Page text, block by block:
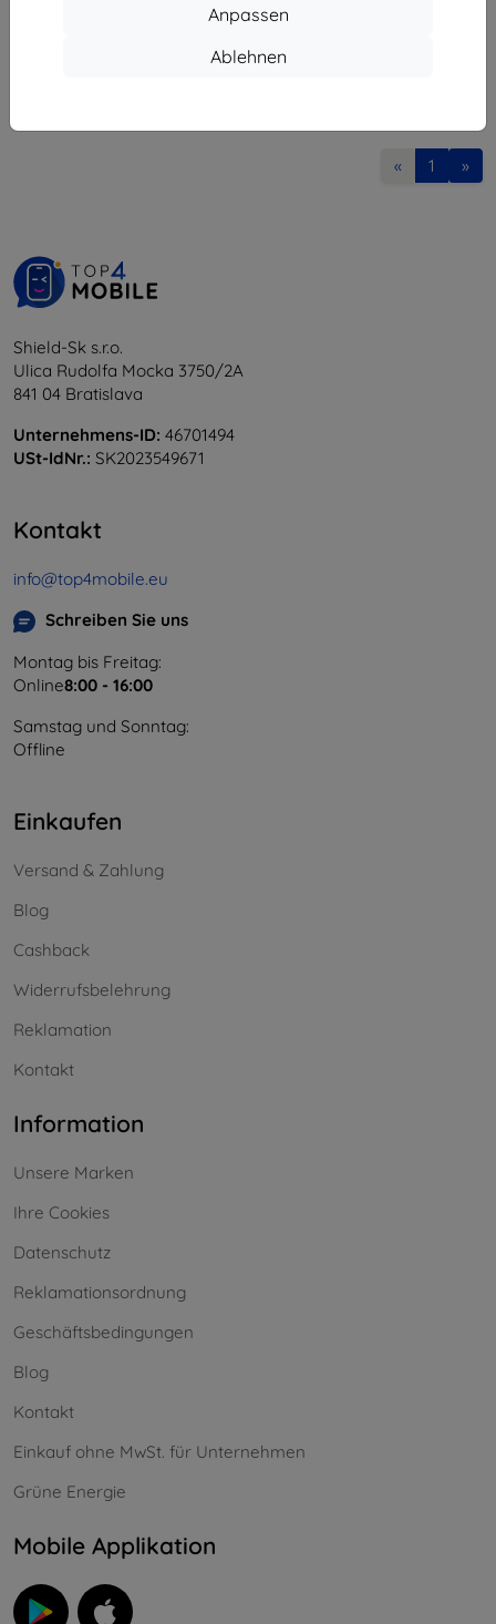
Anpassen
Ablehnen
« 1 »
Shield-Sk s.r.o.
Ulica Rudolfa Mocka 3750/2A
841 04 Bratislava
Unternehmens-ID: 46701494
USt-IdNr.: SK2023549671
Kontakt
info@top4mobile.eu
Schreiben Sie uns
Montag bis Freitag:
Online8:00 - 16:00
Samstag und Sonntag:
Offline
Einkaufen
Versand & Zahlung
Blog
Cashback
Widerrufsbelehrung
Reklamation
Kontakt
Information
Unsere Marken
Ihre Cookies
Datenschutz
Reklamationsordnung
Geschäftsbedingungen
Blog
Kontakt
Einkauf ohne MwSt. für Unternehmen
Grüne Energie
Mobile Applikation